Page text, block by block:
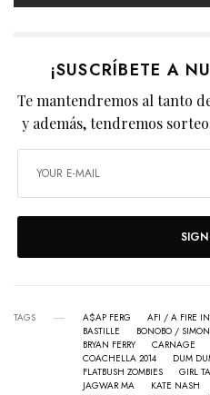
¡SUSCRÍBETE A
Te mantendremos al tanto
y además, tendremos
TAGS A$AP FERG AFI / A FIRE
BASTILLE
BONOBO /
BRYAN FERRY
CARNAGE
COACHELLA 2014
DUM
FLATBUSH ZOMBIES
GIRL
JAGWAR MA
KATE NASH